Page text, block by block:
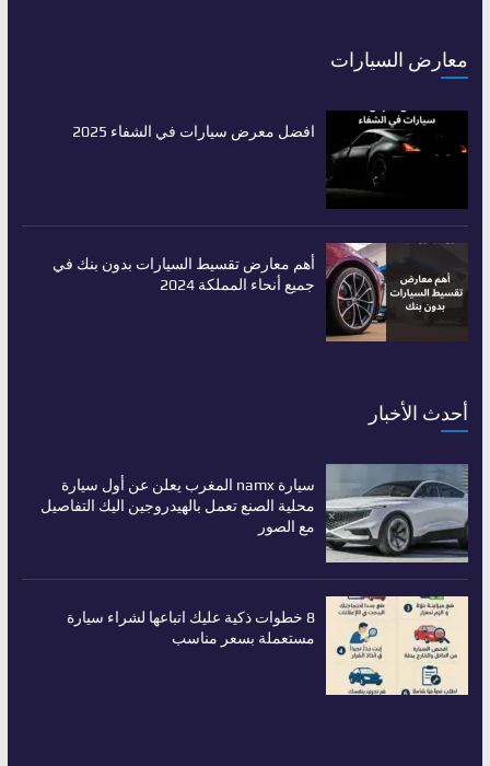
معارض السيارات
افضل معرض سيارات في الشفاء 2025
أهم معارض تقسيط السيارات بدون بنك في
جميع أنحاء المملكة 2024
أحدث الأخبار
سيارة namx المغرب يعلن عن أول سيارة
محلية الصنع تعمل بالهيدروجين اليك التفاصيل
مع الصور
8 خطوات ذكية عليك اتباعها لشراء سيارة
مستعملة بسعر مناسب